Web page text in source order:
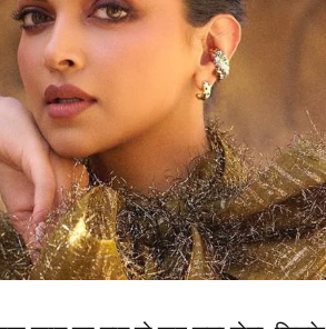
अंदाज में की। उन्होंने पहले ही
10 गेंदों में 26 रन बनाने के बाद अली
गेंद बल्ले का मोटा किनारा लेकर
रजा आक्रामक अंदाज में जश्न मनाते नजर
हुई पूरी टीम, विकेटों की लगी लाइन